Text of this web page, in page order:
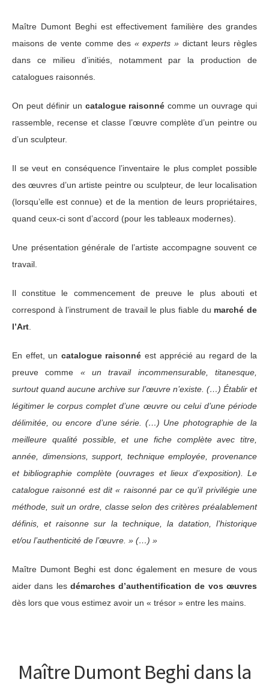
Maître Dumont Beghi est effectivement familière des grandes
maisons de vente comme des « experts » dictant leurs règles
dans ce milieu d’initiés, notamment par la production de
catalogues raisonnés.
On peut définir un catalogue raisonné comme un ouvrage qui
rassemble, recense et classe l’œuvre complète d’un peintre ou
d’un sculpteur.
Il se veut en conséquence l’inventaire le plus complet possible
des œuvres d’un artiste peintre ou sculpteur, de leur localisation
(lorsqu’elle est connue) et de la mention de leurs propriétaires,
quand ceux-ci sont d’accord (pour les tableaux modernes).
Une présentation générale de l’artiste accompagne souvent ce
travail.
Il constitue le commencement de preuve le plus abouti et
correspond à l’instrument de travail le plus fiable du marché de
l’Art
En effet, un catalogue raisonné est apprécié au regard de la
preuve comme « un travail incommensurable, titanesque,
surtout quand aucune archive sur l’œuvre n’existe. (…) Établir et
légitimer le corpus complet d’une œuvre ou celui d’une période
délimitée, ou encore d’une série. (…) Une photographie de la
meilleure qualité possible, et une fiche complète avec titre,
année, dimensions, support, technique employée, provenance
et bibliographie complète (ouvrages et lieux d’exposition). Le
catalogue raisonné est dit « raisonné par ce qu’il privilégie une
méthode, suit un ordre, classe selon des critères préalablement
définis, et raisonne sur la technique, la datation, l’historique
et/ou l’authenticité de l’œuvre. » (…) »
Maître Dumont Beghi est donc également en mesure de vous
aider dans les démarches d’authentification de vos œuvres
dès lors que vous estimez avoir un « trésor » entre les mains.
Maître Dumont Beghi dans la